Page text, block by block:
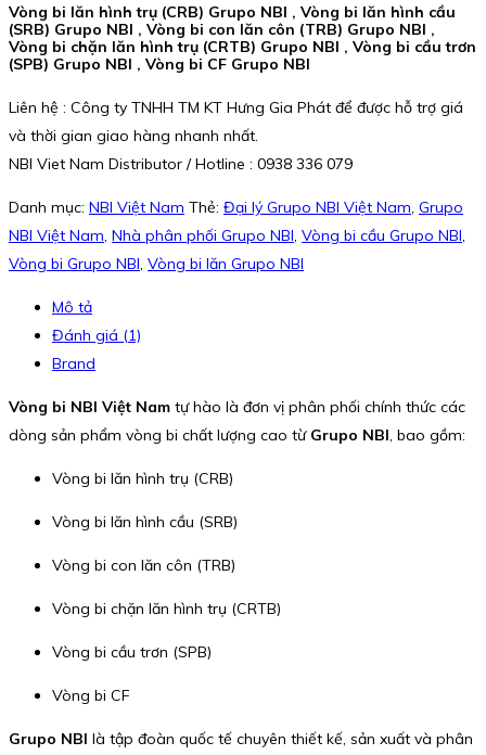
Vòng bi lăn hình trụ (CRB) Grupo NBI , Vòng bi lăn hình cầu
(SRB) Grupo NBI , Vòng bi con lăn côn (TRB) Grupo NBI ,
Vòng bi chặn lăn hình trụ (CRTB) Grupo NBI , Vòng bi cầu trơn
(SPB) Grupo NBI , Vòng bi CF Grupo NBI
Liên hệ : Công ty TNHH TM KT Hưng Gia Phát để được hỗ trợ giá
và thời gian giao hàng nhanh nhất.
NBI Viet Nam Distributor / Hotline : 0938 336 079
Danh mục: NBI Việt Nam Thẻ: Đại lý Grupo NBI Việt Nam Grupo
NBI Việt Nam Nhà phân phối Grupo NBI Vòng bi cầu Grupo NBI
Vòng bi Grupo NBI Vòng bi lăn Grupo NBI
Mô tả
Đánh giá (1)
Brand
Vòng bi NBI Việt Nam tự hào là đơn vị phân phối chính thức các
dòng sản phẩm vòng bi chất lượng cao từ Grupo NBI , bao gồm:
Vòng bi lăn hình trụ (CRB)
Vòng bi lăn hình cầu (SRB)
Vòng bi con lăn côn (TRB)
Vòng bi chặn lăn hình trụ (CRTB)
Vòng bi cầu trơn (SPB)
Vòng bi CF
Grupo NBI là tập đoàn quốc tế chuyên thiết kế, sản xuất và phân